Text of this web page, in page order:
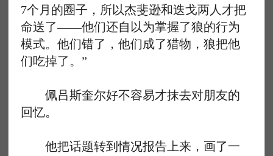
7个月的圈子，所以杰斐逊和迭戈两人才把
命送了——他们还自以为掌握了狼的行为
模式。他们错了，他们成了猎物，狼把他
们吃掉了。”
佩吕斯奎尔好不容易才抹去对朋友的
回忆。
他把话题转到情况报告上来，画了一